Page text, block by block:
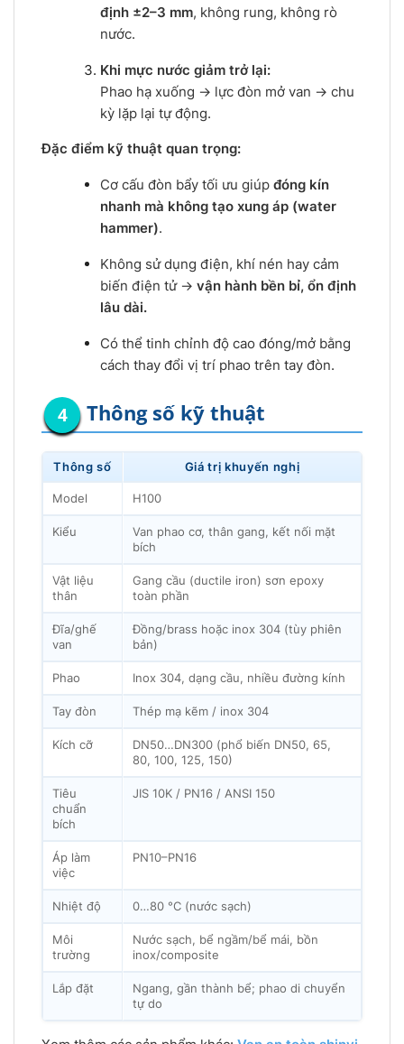
định ±2–3 mm, không rung, không rò
nước.
Khi mực nước giảm trở lại:
Phao hạ xuống → lực đòn mở van → chu
kỳ lặp lại tự động.
Đặc điểm kỹ thuật quan trọng:
Cơ cấu đòn bẩy tối ưu giúp đóng kín
nhanh mà không tạo xung áp (water
hammer).
Không sử dụng điện, khí nén hay cảm
biến điện tử → vận hành bền bỉ, ổn định
lâu dài.
Có thể tinh chỉnh độ cao đóng/mở bằng
cách thay đổi vị trí phao trên tay đòn.
Thông số kỹ thuật
Thông số Giá trị khuyến nghị
Model H100
Kiểu
Van phao cơ, thân gang, kết nối mặt
bích
Vật liệu
thân
Gang cầu (ductile iron) sơn epoxy
toàn phần
Đĩa/ghế
van
Đồng/brass hoặc inox 304 (tùy phiên
bản)
Phao Inox 304, dạng cầu, nhiều đường kính
Tay đòn Thép mạ kẽm / inox 304
Kích cỡ
DN50…DN300 (phổ biến DN50, 65,
80, 100, 125, 150)
Tiêu
chuẩn
bích
JIS 10K / PN16 / ANSI 150
Áp làm
việc
PN10–PN16
Nhiệt độ 0…80 °C (nước sạch)
Môi
trường
Nước sạch, bể ngầm/bể mái, bồn
inox/composite
Lắp đặt
Ngang, gần thành bể; phao di chuyển
tự do